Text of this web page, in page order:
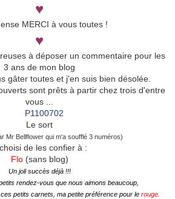
♥
MERCI à vous toutes !
♥
à déposer un commentaire pour les
3 ans de mon blog
gâter toutes et j'en suis bien désolée.
sont prêts à partir chez trois d'entre
vous ...
Le sort
Mr Bellflower qui m'a soufflé 3 numéros)
de les confier à :
Flo(sans blog)
Un joli succès déjà !!!
rendez-vous que nous aimons beaucoup,
petits carnets, ma petite préférence pour le rouge